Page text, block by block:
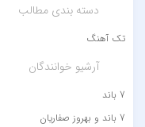
دسته بندی مطالب
تک آهنگ
آرشیو خوانندگان
7 باند
7 باند و بهروز صفاریان